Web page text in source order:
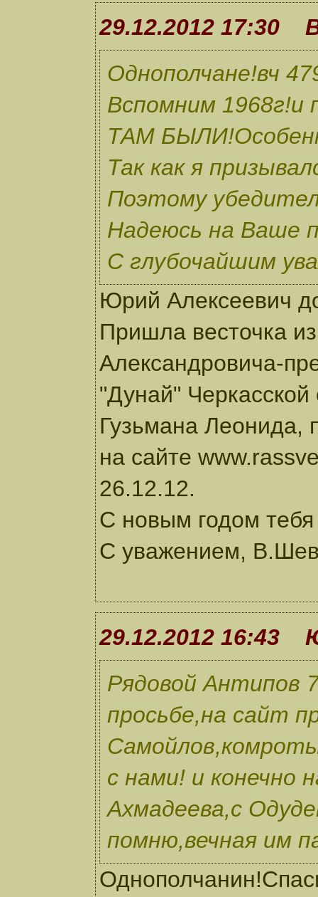
29.12.2012 17:30
Однополчане!вч
Вспомним
ТАМ
Так как я
Поэтому
Надеюсь на Ваше
С глубочайшим
Юрий Алексеевич
Пришла весточка
Александровича-
"Дунай"
Гузьмана Леонида,
на сайте
26.12.12.
С новым годом
С уважением,
29.12.2012 16:43
Рядовой Антипов
просьбе,на сайт
с нами! и конечно
Ахмадеева,с
помню,вечная им